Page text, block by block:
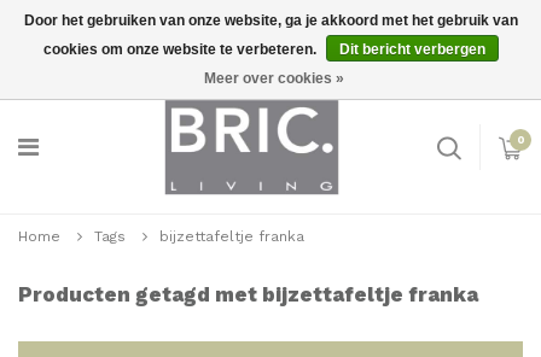
Inloggen
0
Home Tags bijzettafeltje franka
Producten getagd met bijzettafeltje franka
Door het gebruiken van onze website, ga je akkoord met het gebruik van
cookies om onze website te verbeteren.
Dit bericht verbergen
Meer over cookies »